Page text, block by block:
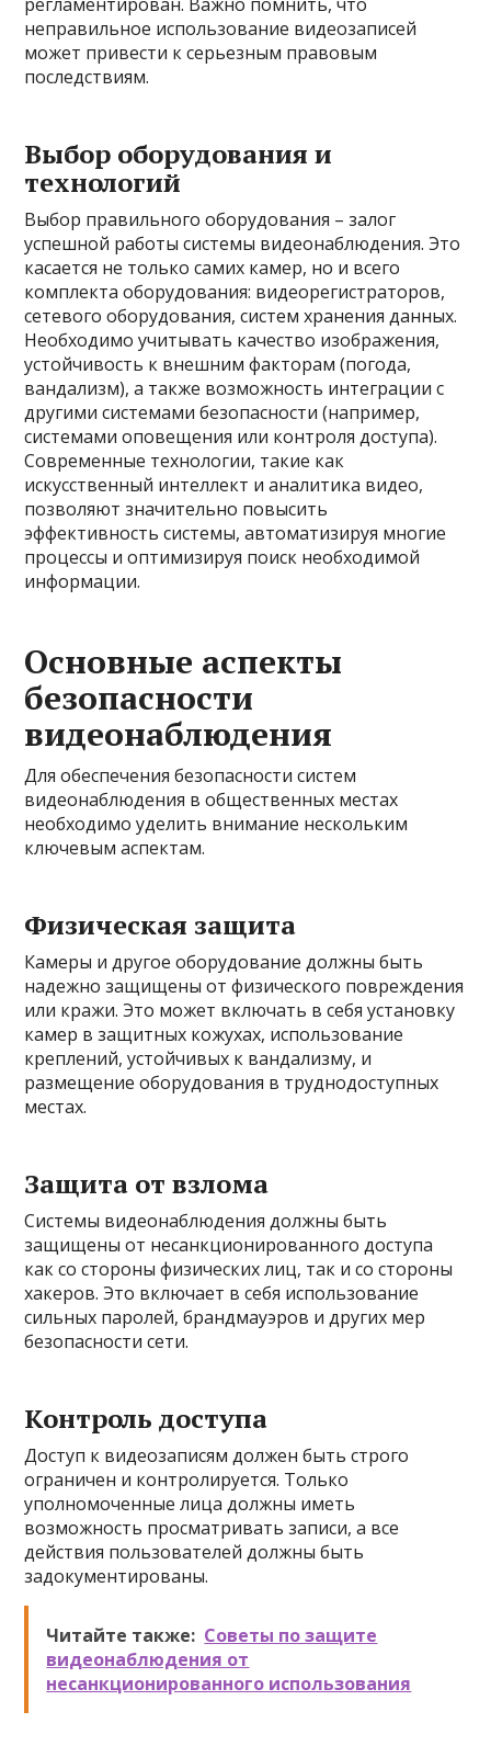
неправильное использование видеозаписей
может привести к серьезным правовым
последствиям.
Выбор оборудования и
технологий
Выбор правильного оборудования – залог
успешной работы системы видеонаблюдения. Это
касается не только самих камер, но и всего
комплекта оборудования: видеорегистраторов,
сетевого оборудования, систем хранения данных.
Необходимо учитывать качество изображения,
устойчивость к внешним факторам (погода,
вандализм), а также возможность интеграции с
другими системами безопасности (например,
системами оповещения или контроля доступа).
Современные технологии, такие как
искусственный интеллект и аналитика видео,
позволяют значительно повысить
эффективность системы, автоматизируя многие
процессы и оптимизируя поиск необходимой
информации.
Основные аспекты
безопасности
видеонаблюдения
Для обеспечения безопасности систем
видеонаблюдения в общественных местах
необходимо уделить внимание нескольким
ключевым аспектам.
Физическая защита
Камеры и другое оборудование должны быть
надежно защищены от физического повреждения
или кражи. Это может включать в себя установку
камер в защитных кожухах, использование
креплений, устойчивых к вандализму, и
размещение оборудования в труднодоступных
местах.
Защита от взлома
Системы видеонаблюдения должны быть
защищены от несанкционированного доступа
как со стороны физических лиц, так и со стороны
хакеров. Это включает в себя использование
сильных паролей, брандмауэров и других мер
безопасности сети.
Контроль доступа
Доступ к видеозаписям должен быть строго
ограничен и контролируется. Только
уполномоченные лица должны иметь
возможность просматривать записи, а все
действия пользователей должны быть
задокументированы.
Читайте также: Советы по защите
видеонаблюдения от
несанкционированного использования